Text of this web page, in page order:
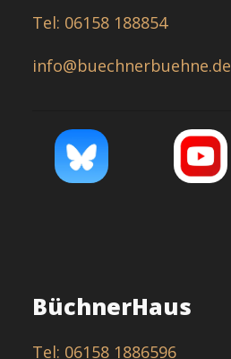
Tel: 06158 188854
info@buechnerbuehne.de
BüchnerHaus
Tel: 06158 1886596